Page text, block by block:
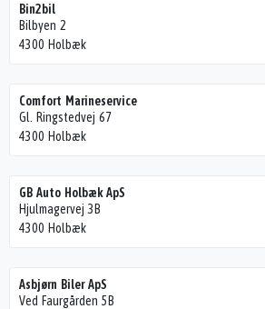
Bin2bil
Bilbyen 2
4300 Holbæk
Comfort Marineservice
Gl. Ringstedvej 67
4300 Holbæk
GB Auto Holbæk ApS
Hjulmagervej 3B
4300 Holbæk
Asbjørn Biler ApS
Ved Faurgården 5B